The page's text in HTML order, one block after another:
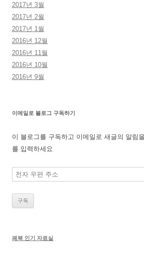
2017년 3월
2017년 2월
2017년 1월
2016년 12월
2016년 11월
2016년 10월
2016년 9월
이메일로 블로그 구독하기
이 블로그를 구독하고 이메일로 새글의 알림
를 입력하세요
전
편
페북 인기 자료실